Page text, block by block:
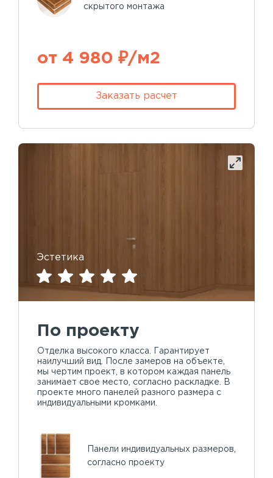
скрытого монтажа
от 4 980 ₽/м2
Заказать расчет
Эстетика
По проекту
Отделка высокого класса. Гарантирует
наилучший вид. После замеров на объекте,
мы чертим проект, в котором каждая панель
занимает свое место, согласно раскладке. В
проекте много панелей разного размера с
индивидуальными кромками.
Панели индивидуальных размеров,
согласно проекту